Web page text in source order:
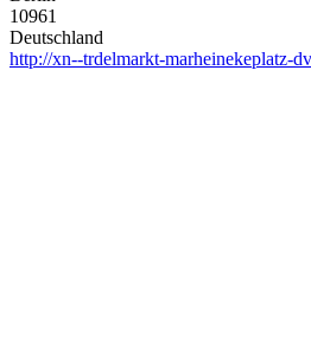
10961
Deutschland
http://xn--trdelmarkt-marheinekeplatz-